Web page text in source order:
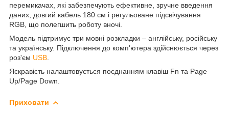
перемикачах, які забезпечують ефективне, зручне введення
даних, довгий кабель 180 см і регульоване підсвічування
RGB, що полегшить роботу вночі.
Модель підтримує три мовні розкладки – англійську, російську
та українську. Підключення до комп'ютера здійснюється через
роз'єм USB
Яскравість налаштовується поєднанням клавіш Fn та Page
Up/Page Down.
Приховати